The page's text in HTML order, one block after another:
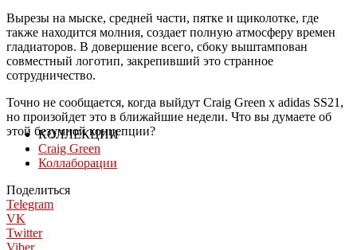
Вырезы на мыске, средней части, пятке и щиколотке, где
также находится молния, создает полную атмосферу времен
гладиаторов. В довершение всего, сбоку выштампован
совместный логотип, закрепивший это странное
сотрудничество.
Точно не сообщается, когда выйдут Craig Green x adidas SS21,
но произойдет это в ближайшие недели. Что вы думаете об
этой безумной концепции?
КОЛЛЕКЦИИ
Craig Green
Коллаборации
Поделиться
Telegram
VK
Twitter
Viber